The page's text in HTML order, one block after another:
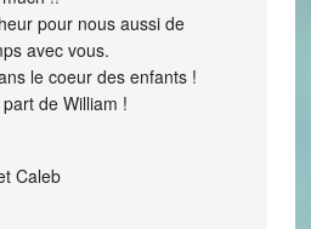
pour nous aussi de
avec vous.
le coeur des enfants !
de William !
Caleb